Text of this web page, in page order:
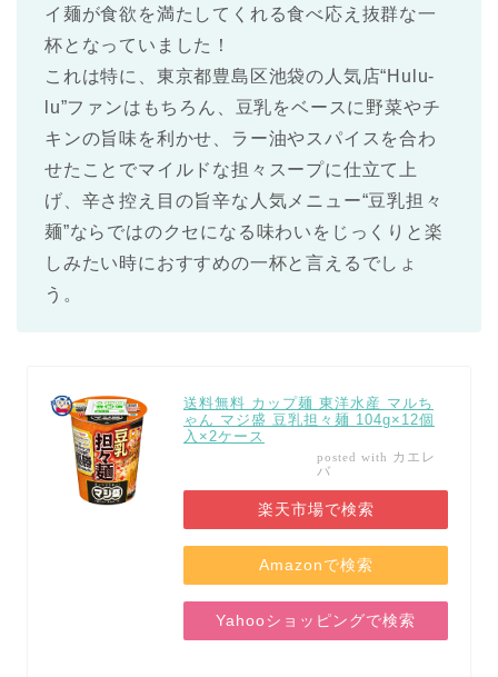
イ麺が食欲を満たしてくれる食べ応え抜群な一
杯となっていました！
これは特に、東京都豊島区池袋の人気店“Hulu-
lu”ファンはもちろん、豆乳をベースに野菜やチ
キンの旨味を利かせ、ラー油やスパイスを合わ
せたことでマイルドな担々スープに仕立て上
げ、辛さ控え目の旨辛な人気メニュー“豆乳担々
麺”ならではのクセになる味わいをじっくりと楽
しみたい時におすすめの一杯と言えるでしょ
う。
送料無料 カップ麺 東洋水産 マルち
ゃん マジ盛 豆乳担々麺 104g×12個
入×2ケース
posted with カエレ
バ
楽天市場で検索
Amazonで検索
Yahooショッピングで検索